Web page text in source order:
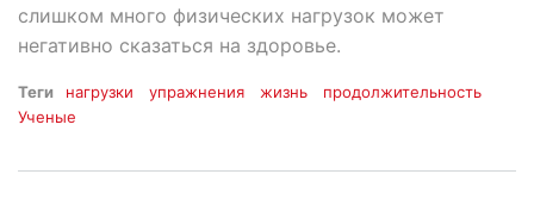
слишком много физических нагрузок может
негативно сказаться на здоровье.
Теги нагрузки упражнения жизнь
продолжительность
Ученые